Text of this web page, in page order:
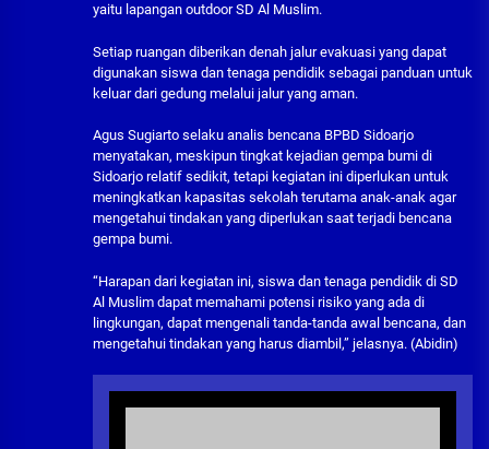
yaitu lapangan outdoor SD Al Muslim.
Setiap ruangan diberikan denah jalur evakuasi yang dapat
digunakan siswa dan tenaga pendidik sebagai panduan untuk
keluar dari gedung melalui jalur yang aman.
Agus Sugiarto selaku analis bencana BPBD Sidoarjo
menyatakan, meskipun tingkat kejadian gempa bumi di
Sidoarjo relatif sedikit, tetapi kegiatan ini diperlukan untuk
meningkatkan kapasitas sekolah terutama anak-anak agar
mengetahui tindakan yang diperlukan saat terjadi bencana
gempa bumi.
“Harapan dari kegiatan ini, siswa dan tenaga pendidik di SD
Al Muslim dapat memahami potensi risiko yang ada di
lingkungan, dapat mengenali tanda-tanda awal bencana, dan
mengetahui tindakan yang harus diambil,” jelasnya. (Abidin)